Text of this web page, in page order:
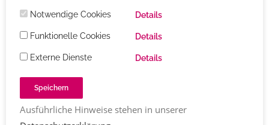
Notwendige Cookies Details
Funktionelle Cookies Details
Externe Dienste Details
Speichern
Ausführliche Hinweise stehen in unserer